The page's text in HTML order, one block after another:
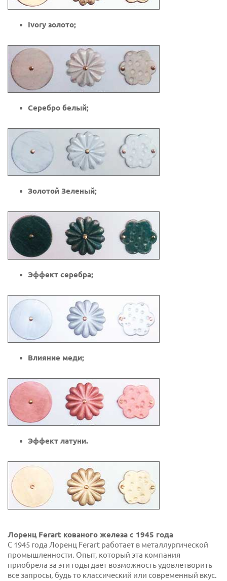
Ivory золото;
Серебро белый;
Золотой Зеленый;
Эффект серебра;
Влияние меди;
Эффект латуни.
Лоренц Ferart кованого железа с 1945 года
С 1945 года Лоренц Ferart работает в металлургической
промышленности. Опыт, который эта компания
приобрела за эти годы дает возможность удовлетворить
все запросы, будь то классический или современный вкус.